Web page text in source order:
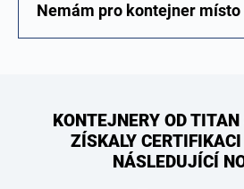
Nemám pro kontejner místo
KONTEJNERY OD
ZÍSKALY
NÁSLEDUJÍCÍ